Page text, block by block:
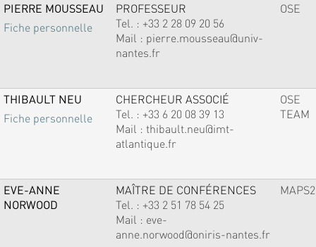
PIERRE MOUSSEAU
Fiche personnelle
PROFESSEUR
Tel. : +33 2 28 09 20 56
Mail : pierre.mousseau@univ-
nantes.fr
OSE
THIBAULT NEU
Fiche personnelle
CHERCHEUR ASSOCIÉ
Tel. : +33 6 20 08 39 13
Mail : thibault.neu@imt-
atlantique.fr
OSE
TEAM
EVE-ANNE
NORWOOD
MAÎTRE DE CONFÉRENCES
Tel. : +33 2 51 78 54 25
Mail : eve-
anne.norwood@oniris-nantes.fr
MAPS2